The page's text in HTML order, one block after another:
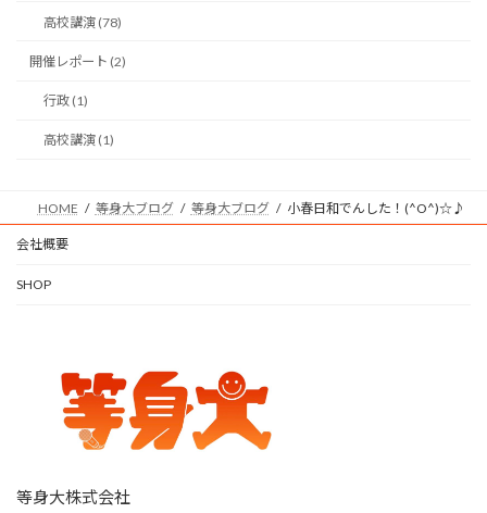
高校講演 (78)
開催レポート (2)
行政 (1)
高校講演 (1)
HOME 等身大ブログ 等身大ブログ 小春日和でんした！(^O^)☆♪
会社概要
SHOP
等身大株式会社